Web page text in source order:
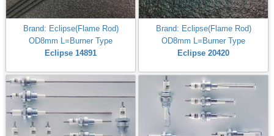
Brand: Eclipse(Flame Rod)
OD8mm L=Burner Type
Eclipse 14891
Brand: Eclipse(Flame Rod)
OD8mm L=Burner Type
Eclipse 20420